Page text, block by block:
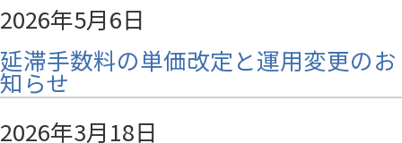
2026年5月6日
延滞手数料の単価改定と運用変更のお
知らせ
2026年3月18日